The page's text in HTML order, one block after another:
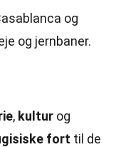
og
og jernbaner.
, kultur og
fort til de